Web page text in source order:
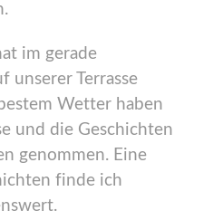
im gerade
unserer Terrasse
Wetter haben
und die Geschichten
genommen. Eine
finde ich